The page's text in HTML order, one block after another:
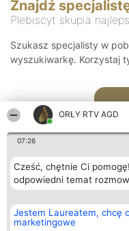
ORŁY RTV AGD
07:26
Cześć, chętnie Ci
odpowiedni temat
Jestem Laureatem, chcę
marketingowe
Znajdź
Plebiscyt skupia
Szukasz specjalisty w
wyszukiwarkę. Korzystaj
Organizator plebiscytu
Bright Side Solutions sp. z o.
o. sp. k.